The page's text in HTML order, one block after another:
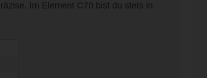
Im Element C70 bist du stets in